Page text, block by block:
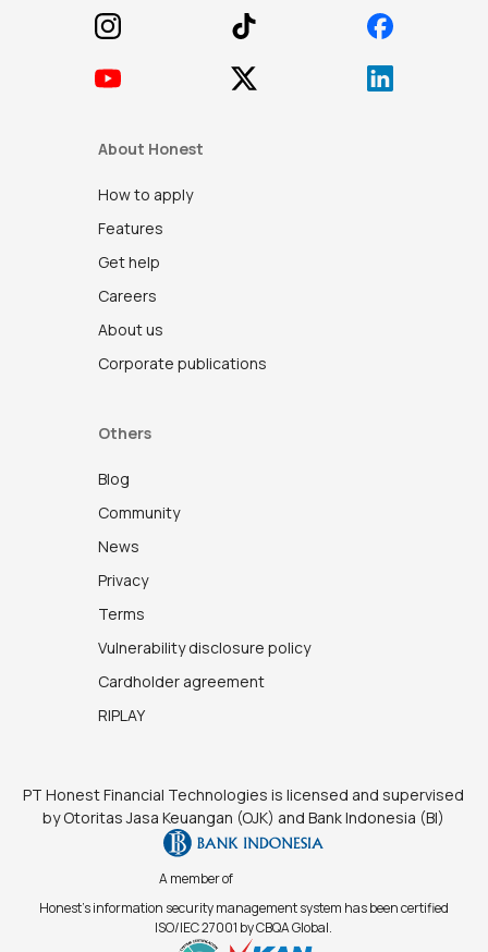
PT Honest Financial Technologies is licensed and supervised
by Otoritas Jasa Keuangan (OJK) and Bank Indonesia (BI)
A member of
Honest's information security management system has been certified
ISO/IEC 27001 by CBQA Global.
About Honest
How to apply
Features
Get help
Careers
About us
Corporate publications
Others
Blog
Community
News
Privacy
Terms
Vulnerability disclosure policy
Cardholder agreement
RIPLAY